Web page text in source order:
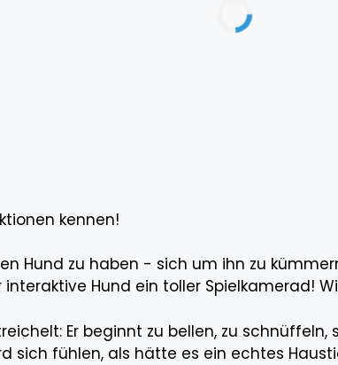
kennen!
Hund zu haben - sich um ihn zu
Hund ein toller Spielkamerad!
Er beginnt zu bellen, zu
sich fühlen, als hätte es ein echtes